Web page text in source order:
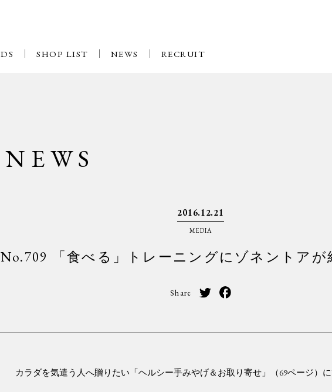
SHOP LIST NEWS RECRUIT
NEWS
2016.12.21
MEDIA
「食べる」トレーニングにゾネントアが
Share
カラダを気遣う人へ贈りたい「ヘルシー手みやげ＆お取り寄せ」（69ページ）に